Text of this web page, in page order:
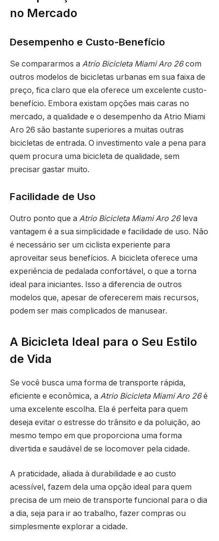
no Mercado
Desempenho e Custo-Benefício
Se compararmos a Atrio Bicicleta Miami Aro 26com
outros modelos de bicicletas urbanas em sua faixa de
preço, fica claro que ela oferece um excelente custo-
benefício. Embora existam opções mais caras no
mercado, a qualidade e o desempenho da Atrio Miami
Aro 26 são bastante superiores a muitas outras
bicicletas de entrada. O investimento vale a pena para
quem procura uma bicicleta de qualidade, sem
precisar gastar muito.
Facilidade de Uso
Outro ponto que a Atrio Bicicleta Miami Aro 26leva
vantagem é a sua simplicidade e facilidade de uso. Não
é necessário ser um ciclista experiente para
aproveitar seus benefícios. A bicicleta oferece uma
experiência de pedalada confortável, o que a torna
ideal para iniciantes. Isso a diferencia de outros
modelos que, apesar de oferecerem mais recursos,
podem ser mais complicados de manusear.
A Bicicleta Ideal para o Seu Estilo
de Vida
Se você busca uma forma de transporte rápida,
eficiente e econômica, a Atrio Bicicleta Miami Aro 26é
uma excelente escolha. Ela é perfeita para quem
deseja evitar o estresse do trânsito e da poluição, ao
mesmo tempo em que proporciona uma forma
divertida e saudável de se locomover pela cidade.
A praticidade, aliada à durabilidade e ao custo
acessível, fazem dela uma opção ideal para quem
precisa de um meio de transporte funcional para o dia
a dia, seja para ir ao trabalho, fazer compras ou
simplesmente explorar a cidade.